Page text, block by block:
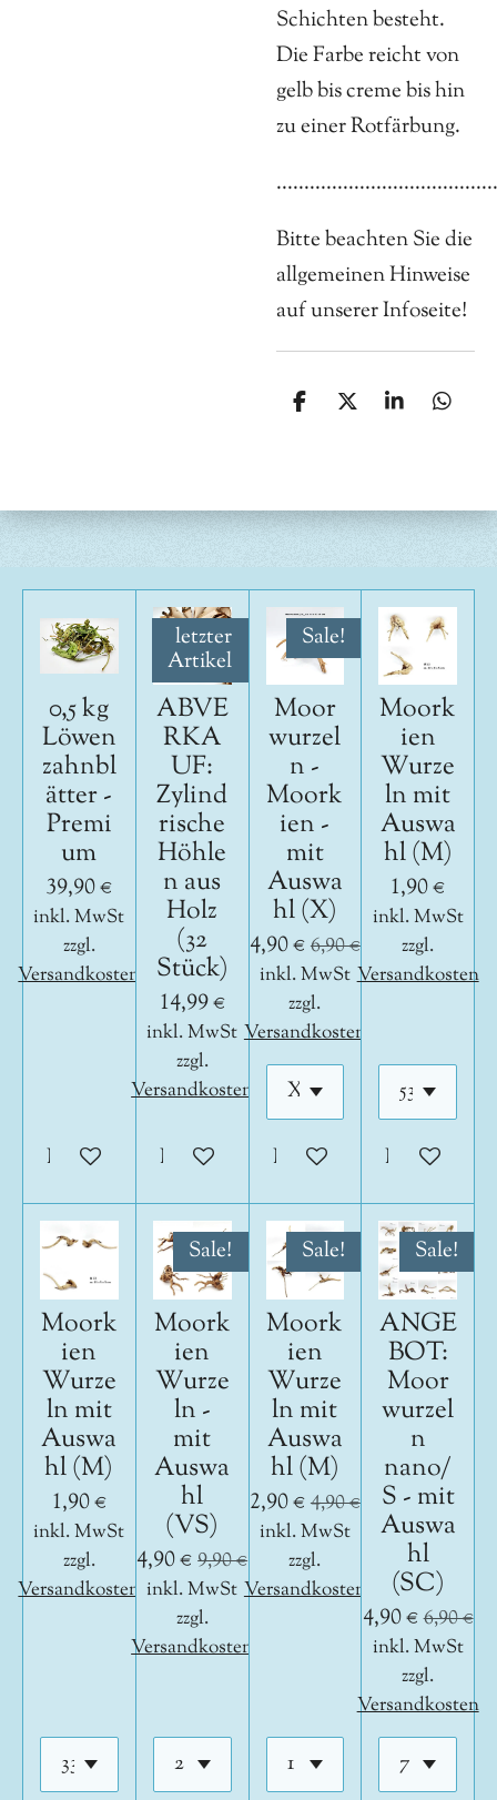
Schichten besteht.
Die Farbe reicht von
gelb bis creme bis hin
zu einer Rotfärbung.
Bitte beachten Sie die
allgemeinen Hinweise
auf unserer Infoseite!
T
n
T
n
T
n
T
n
0,5 kg
Löwen
zahnbl
ätter -
Premi
um
39,90 €
inkl. MwSt
zzgl.
Versandkosten
In den Warenkorb
letzter
Artikel
ABVE
RKA
UF:
Zylind
rische
Höhle
n aus
Holz
(32
Stück)
14,99 €
inkl. MwSt
zzgl.
Versandkosten
In den Warenkorb
Sale!
Moor
wurzel
n -
Moork
ien -
mit
Auswa
hl (X)
4,90 € 6,90 €
inkl. MwSt
zzgl.
Versandkosten
In den Warenkorb
Moork
ien
Wurze
ln mit
Auswa
hl (M)
1,90 €
inkl. MwSt
zzgl.
Versandkosten
In den
Moork
ien
Wurze
ln mit
Auswa
hl (M)
1,90 €
inkl. MwSt
zzgl.
Versandkosten
Sale!
Moork
ien
Wurze
ln -
mit
Auswa
hl
(VS)
4,90 € 9,90 €
inkl. MwSt
zzgl.
Versandkosten
Sale!
Moork
ien
Wurze
ln mit
Auswa
hl (M)
2,90 € 4,90 €
inkl. MwSt
zzgl.
Versandkosten
Sale!
ANGE
BOT:
Moor
wurzel
n
nano/
S - mit
Auswa
hl
(SC)
4,90 €6,90 €
inkl. MwSt
zzgl.
Versandkosten